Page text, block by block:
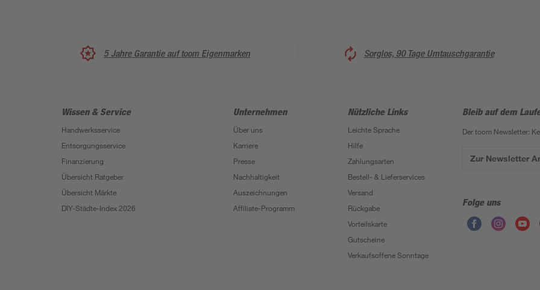
5 Jahre Garantie auf toom Eigenmarken Sorglos, 90 Tage Umtauschgarantie
Wissen & Service
Handwerksservice
Entsorgungsservice
Finanzierung
Übersicht Ratgeber
Übersicht Märkte
DIY-Städte-Index 2026
Unternehmen
Über uns
Karriere
Presse
Nachhaltigkeit
Auszeichnungen
Affiliate-Programm
Nützliche Links
Leichte Sprache
Hilfe
Zahlungsarten
Bestell- & Lieferservices
Versand
Rückgabe
Vorteilskarte
Gutscheine
Verkaufsoffene Sonntage
Bleib auf dem
Der toom Newsletter:
Zur Newsletter
Folge uns